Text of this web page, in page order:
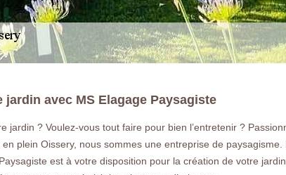
GRATUIT
LA
avec MS Elagage Paysagiste
jardin ? Voulez-vous tout faire pour bien l’entretenir ?
plein Oissery, nous sommes une entreprise de
est à votre disposition pour la création de votre